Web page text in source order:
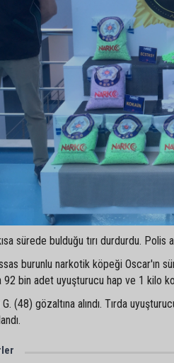
sürede bulduğu tırı durdurdu. Polis
burunlu narkotik köpeği Oscar'ın
92 bin adet uyuşturucu hap ve 1 kilo
(48) gözaltına alındı. Tırda